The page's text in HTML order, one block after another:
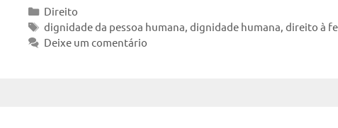
Categorias
Direito
Tags
dignidade da pessoa humana,dignidade humana,direito à
Deixe um comentário